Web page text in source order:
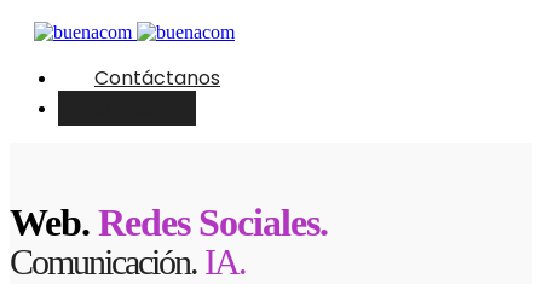
Contáctanos
Web.Redes Sociales.
Comunicación. IA.